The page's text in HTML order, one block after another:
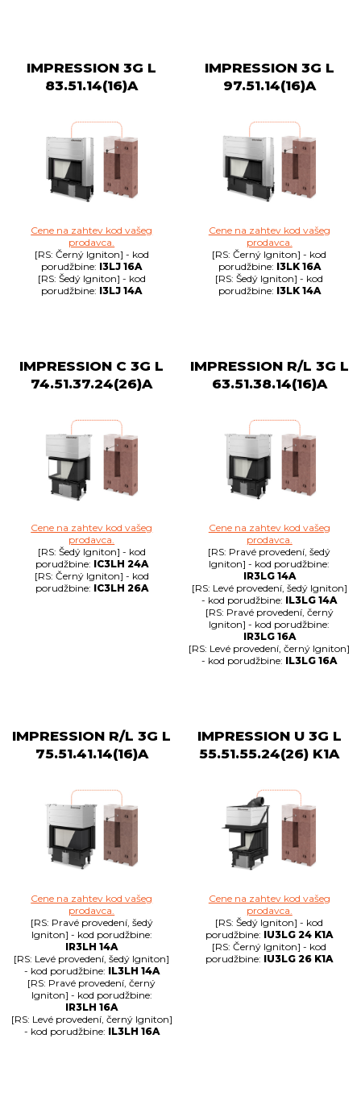
IMPRESSION 3G L
83.51.14(16)A
Cene na zahtev kod vašeg
prodavca.
[RS: Černý Igniton] - kod
porudžbine: I3LJ 16A
[RS: Šedý Igniton] - kod
porudžbine: I3LJ 14A
IMPRESSION 3G L
97.51.14(16)A
Cene na zahtev kod vašeg
prodavca.
[RS: Černý Igniton] - kod
porudžbine: I3LK 16A
[RS: Šedý Igniton] - kod
porudžbine: I3LK 14A
IMPRESSION C 3G L
74.51.37.24(26)A
Cene na zahtev kod vašeg
prodavca.
[RS: Šedý Igniton] - kod
porudžbine: IC3LH 24A
[RS: Černý Igniton] - kod
porudžbine: IC3LH 26A
IMPRESSION R/L 3G L
63.51.38.14(16)A
Cene na zahtev kod vašeg
prodavca.
[RS: Pravé provedení, šedý
Igniton] - kod porudžbine:
IR3LG 14A
[RS: Levé provedení, šedý Igniton]
- kod porudžbine: IL3LG 14A
[RS: Pravé provedení, černý
Igniton] - kod porudžbine:
IR3LG 16A
[RS: Levé provedení, černý Igniton]
- kod porudžbine: IL3LG 16A
IMPRESSION R/L 3G L
75.51.41.14(16)A
Cene na zahtev kod vašeg
prodavca.
[RS: Pravé provedení, šedý
Igniton] - kod porudžbine:
IR3LH 14A
[RS: Levé provedení, šedý Igniton]
- kod porudžbine: IL3LH 14A
[RS: Pravé provedení, černý
Igniton] - kod porudžbine:
IR3LH 16A
[RS: Levé provedení, černý Igniton]
- kod porudžbine: IL3LH 16A
IMPRESSION U 3G L
55.51.55.24(26) K1A
Cene na zahtev kod vašeg
prodavca.
[RS: Šedý Igniton] - kod
porudžbine: IU3LG 24 K1A
[RS: Černý Igniton] - kod
porudžbine: IU3LG 26 K1A